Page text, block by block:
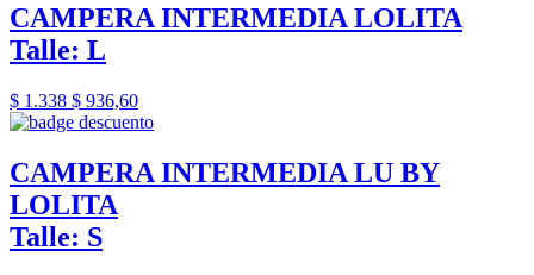
CAMPERA INTERMEDIA LOLITA
Talle: L
$ 1.338 $ 936,60
CAMPERA INTERMEDIA LU BY
LOLITA
Talle: S